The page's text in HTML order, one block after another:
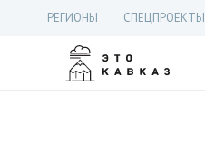
РЕГИОНЫ СПЕЦПРОЕКТЫ